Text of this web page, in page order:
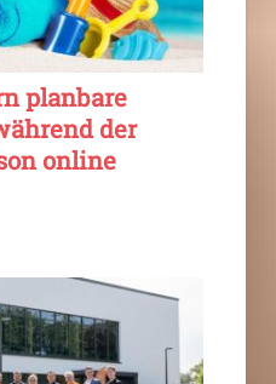
planbare
der
online